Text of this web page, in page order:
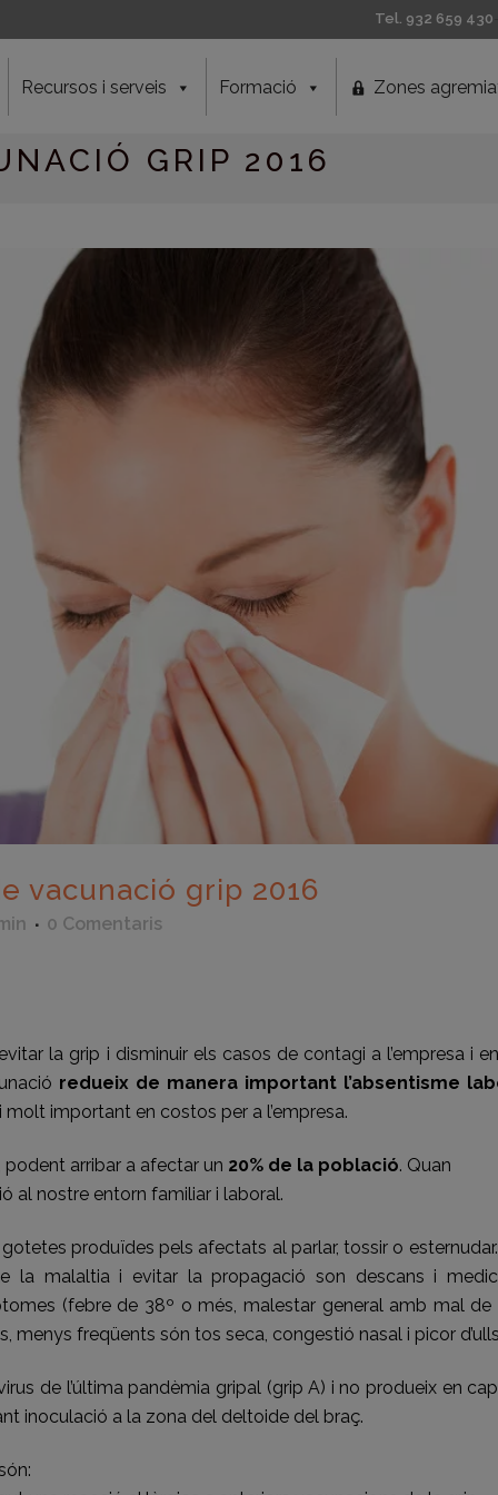
Tel. 932 659 430
Recursos i serveis Formació Zones
GRIP 2016
vacunació grip 2016
0 Comentaris
la grip i disminuir els casos de contagi a l’empresa i
redueix de manera important l’absentisme
important en costos per a l’empresa.
arribar a afectar un 20% de la població. Quan
al nostre entorn familiar i laboral.
produïdes pels afectats al parlar, tossir o
la malaltia i evitar la propagació son descans i
(febre de 38º o més, malestar general amb mal de
menys freqüents són tos seca, congestió nasal i picor
de l’última pandèmia gripal (grip A) i no produeix en
inoculació a la zona del deltoide del braç.